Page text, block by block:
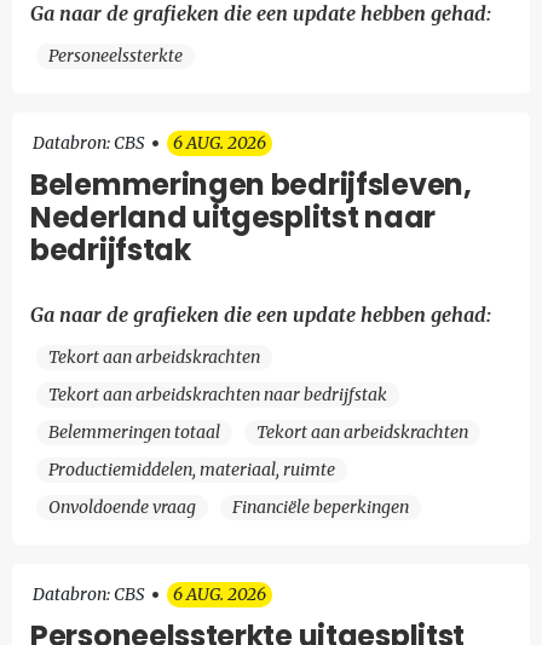
Ga naar de grafieken die een update hebben gehad:
Personeelssterkte
Databron: CBS 6 AUG. 2026
Belemmeringen bedrijfsleven,
Nederland uitgesplitst naar
bedrijfstak
Ga naar de grafieken die een update hebben gehad:
Tekort aan arbeidskrachten
Tekort aan arbeidskrachten naar bedrijfstak
Belemmeringen totaal
Tekort aan arbeidskrachten
Productiemiddelen, materiaal, ruimte
Onvoldoende vraag
Financiële beperkingen
Databron: CBS 6 AUG. 2026
Personeelssterkte uitgesplitst